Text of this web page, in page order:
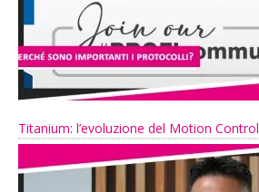
Titanium: l’evoluzione del Motion Control